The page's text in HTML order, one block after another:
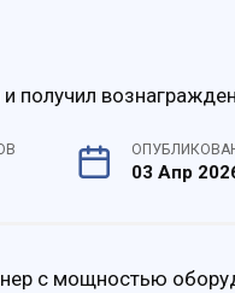
03 Апр
с мощностью